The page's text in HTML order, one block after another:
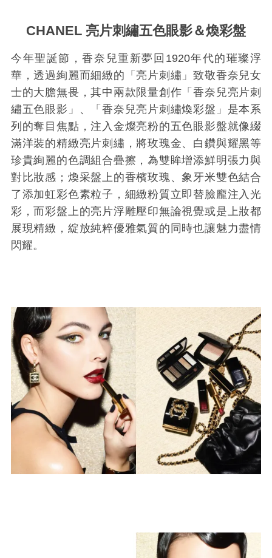
CHANEL 亮片刺繡五色眼影＆煥彩盤
今年聖誕節，香奈兒重新夢回1920年代的璀璨浮
華，透過絢麗而細緻的「亮片刺繡」致敬香奈兒女
士的大膽無畏，其中兩款限量創作「香奈兒亮片刺
繡五色眼影」、「香奈兒亮片刺繡煥彩盤」是本系
列的奪目焦點，注入金燦亮粉的五色眼影盤就像綴
滿洋裝的精緻亮片刺繡，將玫瑰金、白鑽與耀黑等
珍貴絢麗的色調組合疊擦，為雙眸增添鮮明張力與
對比妝感；煥采盤上的香檳玫瑰、象牙米雙色結合
了添加虹彩色素粒子，細緻粉質立即替臉龐注入光
彩，而彩盤上的亮片浮雕壓印無論視覺或是上妝都
展現精緻，綻放純粹優雅氣質的同時也讓魅力盡情
閃耀。